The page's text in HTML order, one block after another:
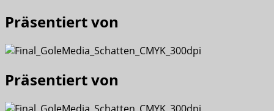
Präsentiert von
Präsentiert von